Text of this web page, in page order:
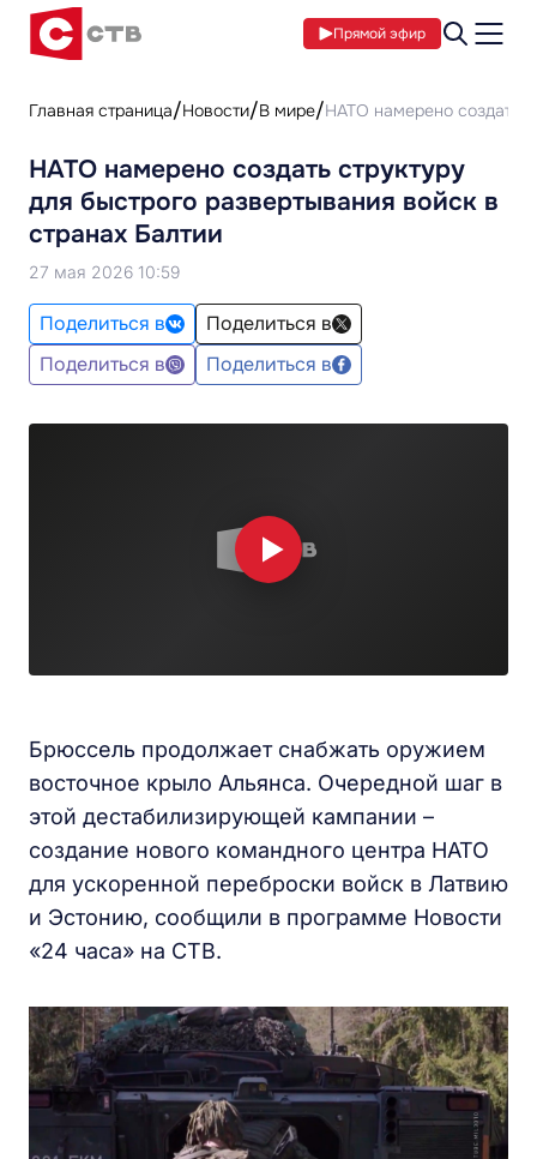
Прямой эфир
Главная страница Новости В мире НАТО намерено создать
НАТО намерено создать структуру
для быстрого развертывания войск в
странах Балтии
27 мая 2026 10:59
Поделиться в
Поделиться в
Поделиться в
Поделиться в
Брюссель продолжает снабжать оружием
восточное крыло Альянса. Очередной шаг в
этой дестабилизирующей кампании –
создание нового командного центра НАТО
для ускоренной переброски войск в Латвию
и Эстонию, сообщили в программе Новости
«24 часа» на СТВ.